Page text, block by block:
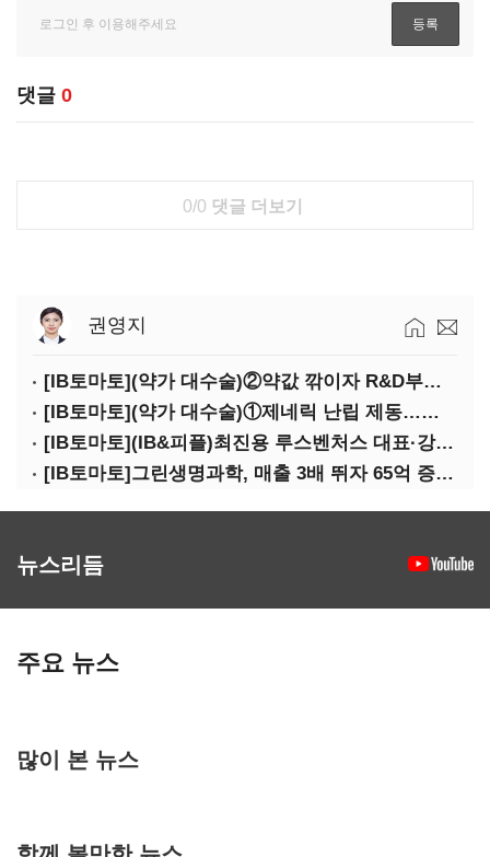
댓글 0
0/0 댓글 더보기
권영지
[IB토마토](약가 대수술)②약값 깎이자 R&D부터 축소…제약업계 비상경영 돌입
[IB토마토](약가 대수술)①제네릭 난립 제동…중소 제약사 수익성 비상
[IB토마토](IB&피플)최진용 루스벤처스 대표·강승순 이사
[IB토마토]그린생명과학, 매출 3배 뛰자 65억 증설…상위 2곳 의존도 82%
뉴스리듬
주요 뉴스
많이 본 뉴스